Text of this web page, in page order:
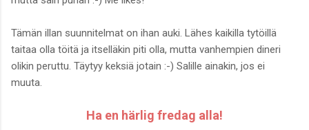
Tämän illan suunnitelmat on ihan auki. Lähes kaikilla tytöillä
taitaa olla töitä ja itselläkin piti olla, mutta vanhempien dineri
olikin peruttu. Täytyy keksiä jotain :-) Salille ainakin, jos ei
muuta.
Ha en härlig fredag alla!